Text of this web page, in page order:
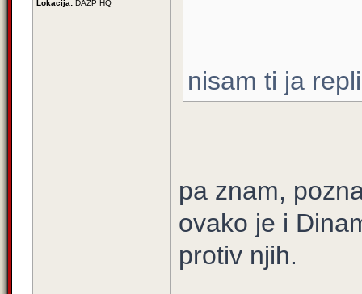
Lokacija: DAZP HQ
nisam ti ja
pa znam,
ovako je i
protiv njih.